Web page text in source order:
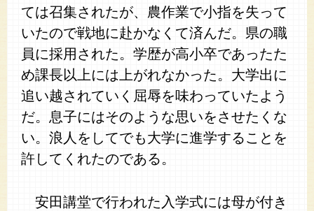
ては召集されたが、農作業で小指を失って
いたので戦地に赴かなくて済んだ。県の職
員に採用された。学歴が高小卒であったた
め課長以上には上がれなかった。大学出に
追い越されていく屈辱を味わっていたよう
だ。息子にはそのような思いをさせたくな
い。浪人をしてでも大学に進学することを
許してくれたのである。
安田講堂で行われた入学式には母が付き